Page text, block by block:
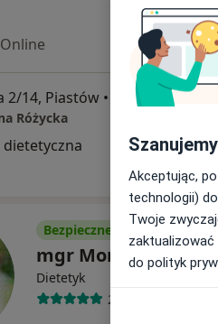
Online
2/14, Piastów • Mapa
Różycka
Bezpieczne płatności
mgr Monika Hajduk
Dietetyk
235 opinii
Akceptując,
technologii)
Twoje
zaktualizować
do polityk